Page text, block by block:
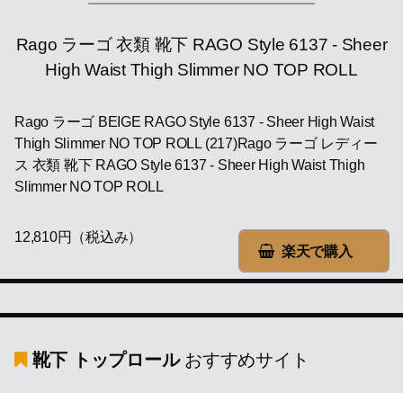
Rago ラーゴ 衣類 靴下 RAGO Style 6137 - Sheer
High Waist Thigh Slimmer NO TOP ROLL
Rago ラーゴ BEIGE RAGO Style 6137 - Sheer High Waist
Thigh Slimmer NO TOP ROLL (217)Rago ラーゴ レディー
ス 衣類 靴下 RAGO Style 6137 - Sheer High Waist Thigh
Slimmer NO TOP ROLL
楽天で購入
12,810円（税込み）
靴下 トップロールおすすめサイト